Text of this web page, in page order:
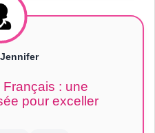
: une
pour exceller